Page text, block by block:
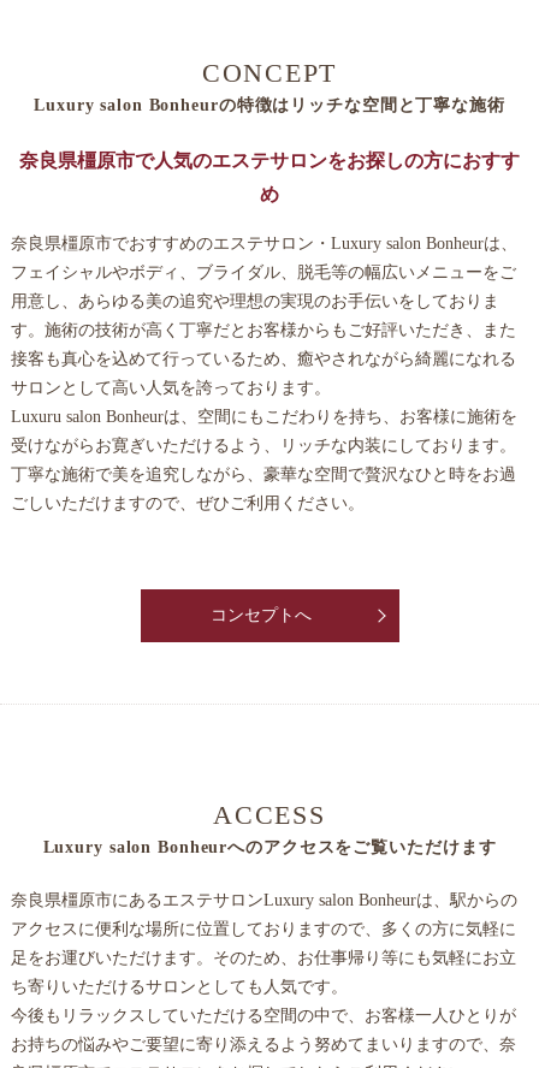
Luxury salon Bonheurの特徴はリッチな空間と丁寧な施術
CONCEPT
奈良県橿原市で人気のエステサロンをお探しの方におすす
め
奈良県橿原市でおすすめのエステサロン・Luxury salon Bonheurは、
フェイシャルやボディ、ブライダル、脱毛等の幅広いメニューをご
用意し、あらゆる美の追究や理想の実現のお手伝いをしておりま
す。施術の技術が高く丁寧だとお客様からもご好評いただき、また
接客も真心を込めて行っているため、癒やされながら綺麗になれる
サロンとして高い人気を誇っております。
Luxuru salon Bonheurは、空間にもこだわりを持ち、お客様に施術を
受けながらお寛ぎいただけるよう、リッチな内装にしております。
丁寧な施術で美を追究しながら、豪華な空間で贅沢なひと時をお過
ごしいただけますので、ぜひご利用ください。
コンセプトへ
Luxury salon Bonheurへのアクセスをご覧いただけます
ACCESS
奈良県橿原市にあるエステサロンLuxury salon Bonheurは、駅からの
アクセスに便利な場所に位置しておりますので、多くの方に気軽に
足をお運びいただけます。そのため、お仕事帰り等にも気軽にお立
ち寄りいただけるサロンとしても人気です。
今後もリラックスしていただける空間の中で、お客様一人ひとりが
お持ちの悩みやご要望に寄り添えるよう努めてまいりますので、奈